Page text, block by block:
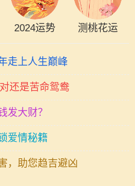
2024运势 测桃花运
走上人生巅峰
还是苦命鸳鸯
发大财？
爱情秘籍
，助您趋吉避凶
这是一个在历史长河中略显